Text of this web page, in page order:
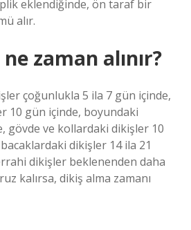
eklendiğinde, ön taraf bir
alır.
zaman alınır?
çoğunlukla 5 ila 7 gün içinde,
10 gün içinde, boyundaki
gövde ve kollardaki dikişler 10
dikişler 14 ila 21
dikişler beklenenden daha
kalırsa, dikiş alma zamanı